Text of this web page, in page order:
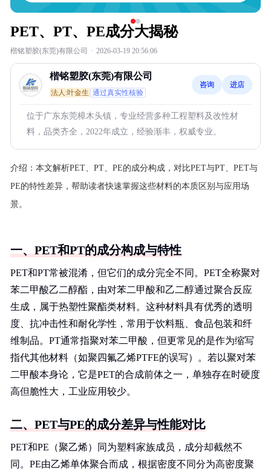
PET、PT、PE成分大揭秘
楷铭塑胶(东莞)有限公司 · 2026-03-19 20:56:06
楷铭塑胶(东莞)有限公司
法人:叶金生 通过真实性核验
咨询 进店
位于广东东莞樟木头镇，专业经营多种工程塑料及改性材
料，品类齐全，2022年成立，经验渐丰，权威专业。
介绍： 本文解析PET、PT、PE的成分构成，对比PET与PT、PET与
PE的特性差异，帮助读者快速掌握这些材料的本质区别与应用场
景。
一、PET和PT的成分构成与特性
PET和PT常被混淆，但它们的成分完全不同。PET全称聚对
苯二甲酸乙二醇酯，由对苯二甲酸和乙二醇通过聚合反应
生成，属于热塑性聚酯类材料。这种材料具有优秀的透明
度、抗冲击性和耐化学性，常用于饮料瓶、食品包装和纤
维制品。PT通常指聚对苯二甲酸，但更常见的是作为缩写
指代其他材料（如聚四氟乙烯PTFE的误写）。若以聚对苯
二甲酸本身论，它是PET的合成前体之一，单独存在时硬度
高但脆性大，工业应用较少。
二、PET与PE的成分差异与性能对比
PET和PE（聚乙烯）同为塑料家族成员，成分却截然不
同。PE由乙烯单体聚合而成，根据密度不同分为高密度聚